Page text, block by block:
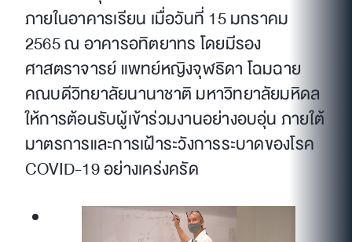
ภายในอาคารเรียน เมื่อวันที่ 15 มกราคม
2565 ณ อาคารอทิตยาทร โดยมีรอง
ศาสตราจารย์ แพทย์หญิงจุฬธิดา โฉมฉาย
คณบดีวิทยาลัยนานาชาติ มหาวิทยาลัยมหิดล
ให้การต้อนรับผู้เข้าร่วมงานอย่างอบอุ่น ภายใต้
มาตรการและการเฝ้าระวังการระบาดของโรค
COVID-19 อย่างเคร่งครัด